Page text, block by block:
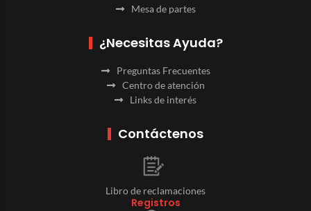
Mesa de partes
¿Necesitas Ayuda?
Preguntas Frecuentes
Centro de atención
Links de interés
Contáctenos
Libro de reclamaciones
Registros